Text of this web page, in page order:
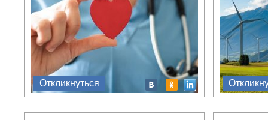
Откликнуться